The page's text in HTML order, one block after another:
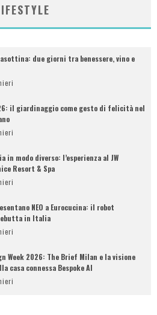
due giorni tra benessere, vino e
il giardinaggio come gesto di felicità nel
in modo diverso: l’esperienza al JW
Resort & Spa
NEO a Eurocucina: il robot
in Italia
Week 2026: The Brief Milan e la visione
casa connessa Bespoke AI